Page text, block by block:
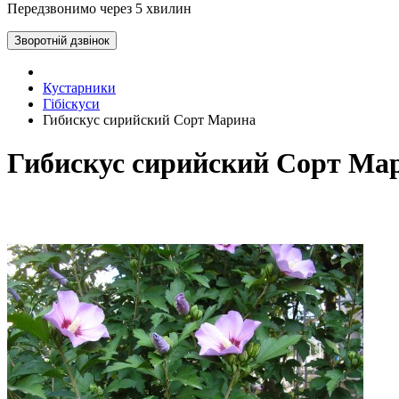
Передзвонимо через 5 хвилин
Зворотній дзвінок
Кустарники
Гібіскуси
Гибискус сирийский Сорт Марина
Гибискус сирийский Сорт